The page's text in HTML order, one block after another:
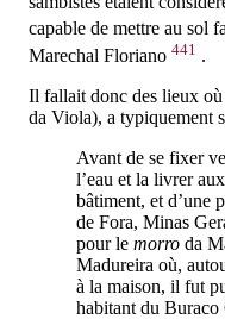
capable de mettre au sol
Marechal Floriano 441 .
Il fallait donc des lieux
da Viola), a typiquement
Avant de se fixer
l’eau et la livrer
bâtiment, et d’une
de Fora, Minas
pour le morro da
Madureira où,
à la maison, il fut
habitant du Buraco